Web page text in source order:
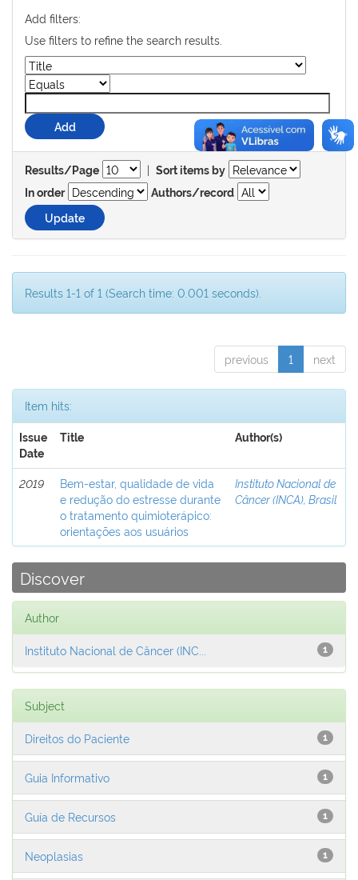
Add filters:
Use filters to refine the search results.
Results/Page | Sort items by
In order
Authors/record
Results 1-1 of 1 (Search time: 0.001 seconds).
previous 1 next
Item hits:
Issue
Date
Title Author(s)
2019
Bem-estar, qualidade de vida
e redução do estresse durante
o tratamento quimioterápico:
orientações aos usuários
Instituto Nacional de
Câncer (INCA), Brasil
Discover
Author
1
Instituto Nacional de Câncer (INC...
Subject
1
Direitos do Paciente
1
Guia Informativo
1
Guía de Recursos
1
Neoplasias